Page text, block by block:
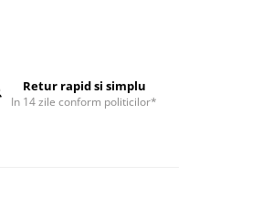
Retur rapid si simplu
In 14 zile conform politicilor*